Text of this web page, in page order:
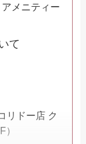
メニティー
て
リドー店 ク